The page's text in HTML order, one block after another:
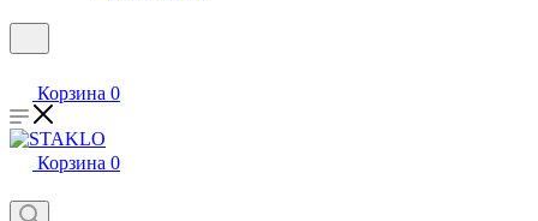
Корзина 0
Корзина 0